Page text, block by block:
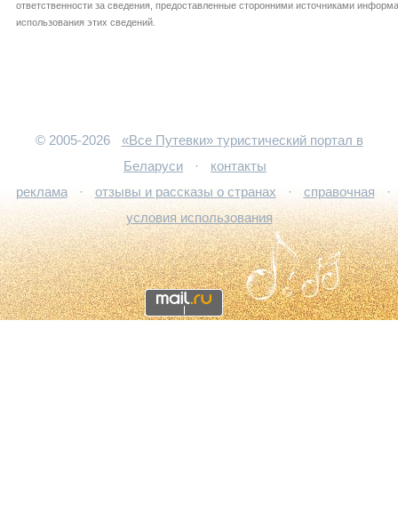
ответственности за сведения, предоставленные сторонними источниками
использования этих сведений.
© 2005-2026
«Все Путевки» туристический портал в
Беларуси
·
контакты
реклама
· отзывы и рассказы о странах · справочная
·
условия использования